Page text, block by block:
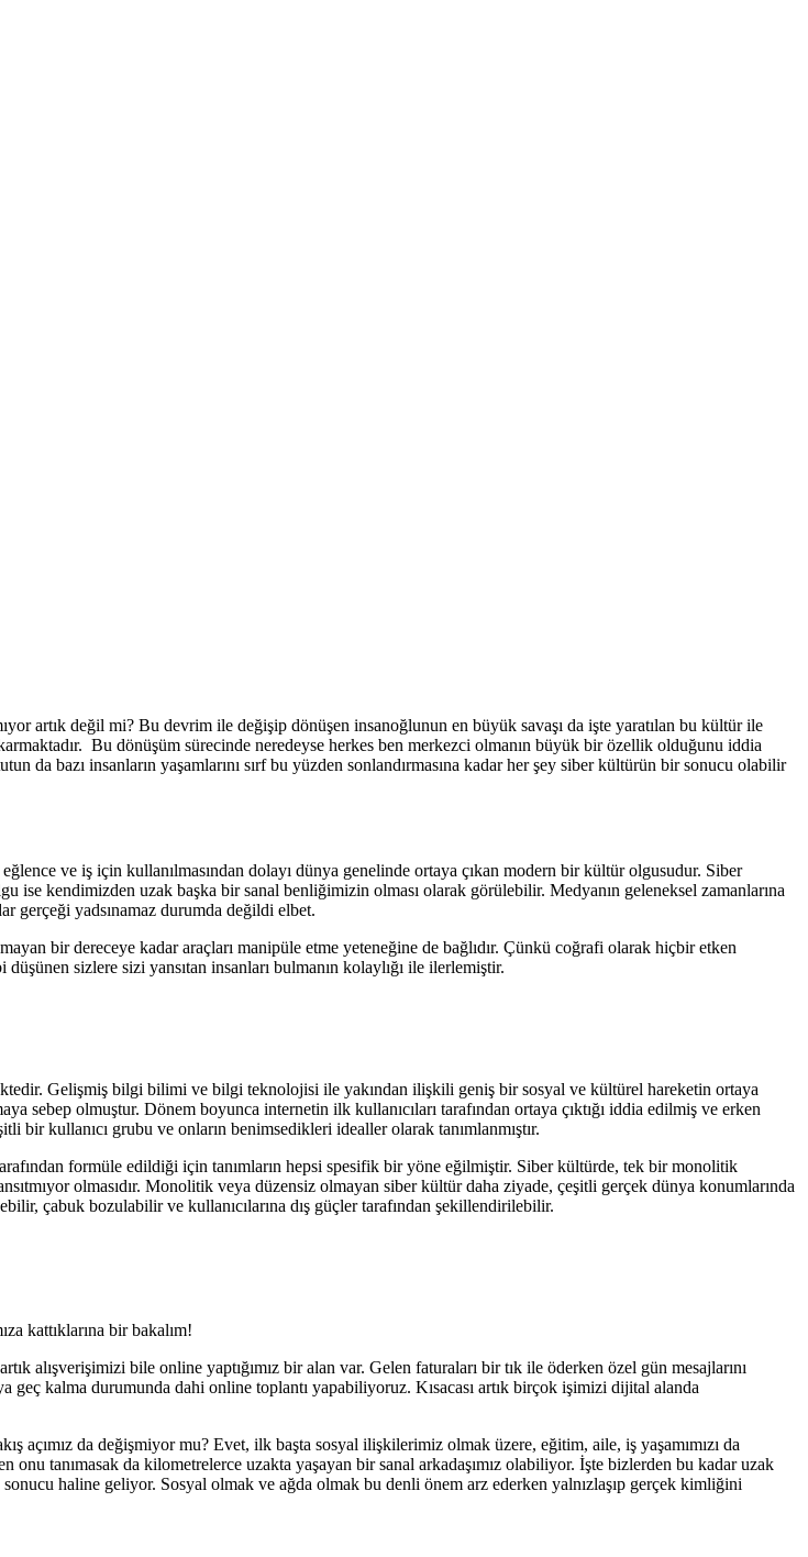
artık değil mi? Bu devrim ile değişip dönüşen insanoğlunun en büyük savaşı da işte yaratılan bu kültür ile
Bu dönüşüm sürecinde neredeyse herkes ben merkezci olmanın büyük bir özellik olduğunu iddia
da bazı insanların yaşamlarını sırf bu yüzden sonlandırmasına kadar her şey siber kültürün bir sonucu olabilir
ve iş için kullanılmasından dolayı dünya genelinde ortaya çıkan modern bir kültür olgusudur. Siber
ise kendimizden uzak başka bir sanal benliğimizin olması olarak görülebilir. Medyanın geleneksel zamanlarına
gerçeği yadsınamaz durumda değildi elbet.
bir dereceye kadar araçları manipüle etme yeteneğine de bağlıdır. Çünkü coğrafi olarak hiçbir etken
sizlere sizi yansıtan insanları bulmanın kolaylığı ile ilerlemiştir.
Gelişmiş bilgi bilimi ve bilgi teknolojisi ile yakından ilişkili geniş bir sosyal ve kültürel hareketin ortaya
sebep olmuştur. Dönem boyunca internetin ilk kullanıcıları tarafından ortaya çıktığı iddia edilmiş ve erken
kullanıcı grubu ve onların benimsedikleri idealler olarak tanımlanmıştır.
formüle edildiği için tanımların hepsi spesifik bir yöne eğilmiştir. Siber kültürde, tek bir monolitik
olmasıdır. Monolitik veya düzensiz olmayan siber kültür daha ziyade, çeşitli gerçek dünya konumlarında
çabuk bozulabilir ve kullanıcılarına dış güçler tarafından şekillendirilebilir.
kattıklarına bir bakalım!
alışverişimizi bile online yaptığımız bir alan var. Gelen faturaları bir tık ile öderken özel gün mesajlarını
kalma durumunda dahi online toplantı yapabiliyoruz. Kısacası artık birçok işimizi dijital alanda
açımız da değişmiyor mu? Evet, ilk başta sosyal ilişkilerimiz olmak üzere, eğitim, aile, iş yaşamımızı da
tanımasak da kilometrelerce uzakta yaşayan bir sanal arkadaşımız olabiliyor. İşte bizlerden bu kadar uzak
haline geliyor. Sosyal olmak ve ağda olmak bu denli önem arz ederken yalnızlaşıp gerçek kimliğini